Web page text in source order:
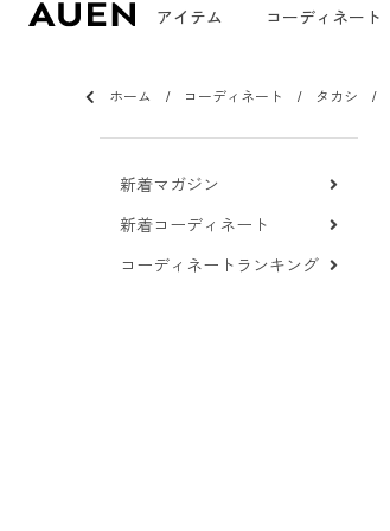
アイテム コーディネート
ホーム コーディネート タカシ
新着マガジン
新着コーディネート
コーディネートランキング